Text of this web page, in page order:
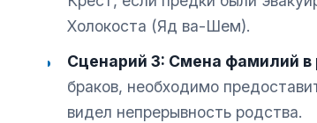
Холокоста (Яд ва-Шем).
Сценарий 3: Смена фамилий в
браков, необходимо
видел непрерывность родства.